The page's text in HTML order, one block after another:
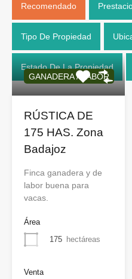
Recomendado
Tipo De Propiedad
Estado De La Propiedad
GANADERA / LABOR
RÚSTICA DE
175 HAS. Zona
Badajoz
Finca ganadera y de
labor buena para
vacas.
Área
175 hectáreas
Venta